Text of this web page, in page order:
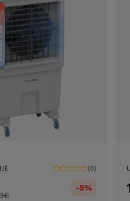
(0)
€
-5%